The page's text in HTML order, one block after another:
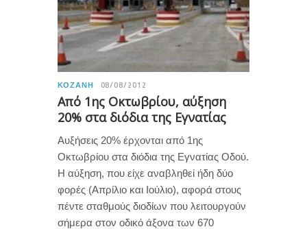
ΚΟΖΆΝΗ 08/08/2012
Από 1ης Οκτωβρίου, αύξηση
20% στα διόδια της Εγνατίας
Αυξήσεις 20% έρχονται από 1ης
Οκτωβρίου στα διόδια της Εγνατίας Οδού.
Η αύξηση, που είχε αναβληθεί ήδη δύο
φορές (Απρίλιο και Ιούλιο), αφορά στους
πέντε σταθμούς διοδίων που λειτουργούν
σήμερα στον οδικό άξονα των 670